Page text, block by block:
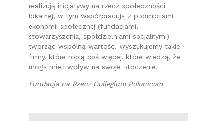
realizują inicjatywy na rzecz społeczności
lokalnej, w tym współpracują z podmiotami
ekonomii społecznej (fundacjami,
stowarzyszenia, spółdzielniami socjalnymi)
tworząc wspólną wartość. Wyszukujemy takie
firmy, które robią coś więcej, które wiedzą, że
mogą mieć wpływ na swoje otoczenie.
Fundacja na Rzecz Collegium Polonicom